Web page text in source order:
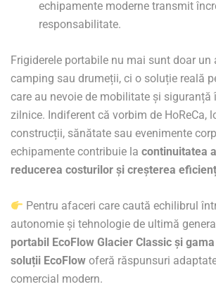
echipamente moderne transmit
responsabilitate.
Frigiderele portabile nu mai sunt doar un
camping sau drumeții, ci o soluție reală
care au nevoie de mobilitate și siguranță
zilnice. Indiferent că vorbim de HoReCa,
construcții, sănătate sau evenimente
echipamente contribuie la continuitatea
reducerea costurilor și creșterea
Pentru afaceri care caută echilibrul
autonomie și tehnologie de ultimă
portabil EcoFlow Glacier Classic și
soluții EcoFlow oferă răspunsuri
comercial modern.